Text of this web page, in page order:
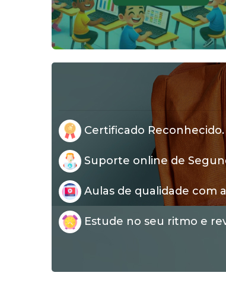
Certificado Reconhecido.
Suporte online de
Aulas de qualidade com
Estude no seu ritmo e